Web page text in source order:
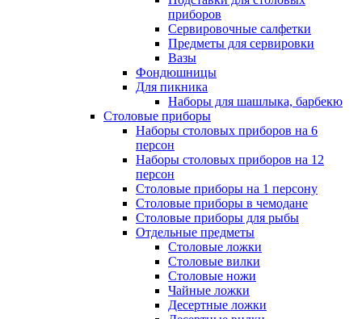
приборов
Сервировочные салфетки
Предметы для сервировки
Вазы
Фондюшницы
Для пикника
Наборы для шашлыка, барбекю
Столовые приборы
Наборы столовых приборов на 6
персон
Наборы столовых приборов на 12
персон
Столовые приборы на 1 персону
Столовые приборы в чемодане
Столовые приборы для рыбы
Отдельные предметы
Столовые ложки
Столовые вилки
Столовые ножи
Чайные ложки
Десертные ложки